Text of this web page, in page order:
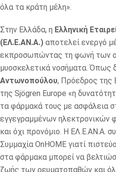
όλα τα κράτη μέλη».
Στην Ελλάδα, η Ελληνική
(ΕΛ.Ε.ΑΝ.Α.) αποτελεί ενεργό
εκπροσωπώντας τη φωνή των
μυοσκελετικά νοσήματα. Όπως
Αντωνοπούλου, Πρόεδρος της
της Sjögren Europe «η
τα φάρμακά τους με ασφάλεια
εγγεγραμμένων ηλεκτρονικών
και όχι προνόμιο. Η ΕΛ.Ε.ΑΝ.Α.
Συμμαχία OnHOME γιατί
στα φάρμακα μπορεί να
ζωής των ρευματοπαθών και